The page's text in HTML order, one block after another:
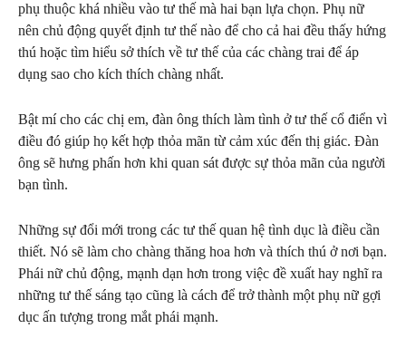
phụ thuộc khá nhiều vào tư thế mà hai bạn lựa chọn. Phụ nữ
nên chủ động quyết định tư thế nào để cho cả hai đều thấy hứng
thú hoặc tìm hiểu sở thích về tư thế của các chàng trai để áp
dụng sao cho kích thích chàng nhất.
Bật mí cho các chị em, đàn ông thích làm tình ở tư thế cổ điển vì
điều đó giúp họ kết hợp thỏa mãn từ cảm xúc đến thị giác. Đàn
ông sẽ hưng phấn hơn khi quan sát được sự thỏa mãn của người
bạn tình.
Những sự đổi mới trong các tư thế quan hệ tình dục là điều cần
thiết. Nó sẽ làm cho chàng thăng hoa hơn và thích thú ở nơi bạn.
Phái nữ chủ động, mạnh dạn hơn trong việc đề xuất hay nghĩ ra
những tư thế sáng tạo cũng là cách để trở thành một phụ nữ gợi
dục ấn tượng trong mắt phái mạnh.